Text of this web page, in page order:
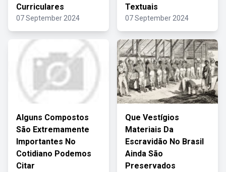
Curriculares
07 September 2024
Textuais
07 September 2024
Alguns Compostos
São Extremamente
Importantes No
Cotidiano Podemos
Citar
Que Vestígios
Materiais Da
Escravidão No Brasil
Ainda São
Preservados